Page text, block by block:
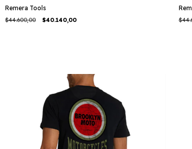
Remera Tools
$44.600,00 $40.140,00